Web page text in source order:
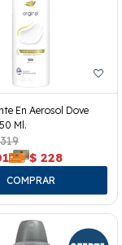
En Aerosol Dove
Ml.
319
$ 228